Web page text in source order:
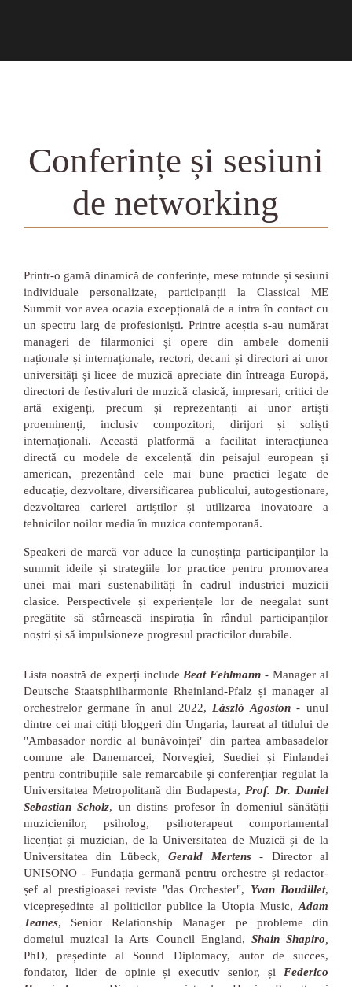
Conferințe și sesiuni
de networking
Printr-o gamă dinamică de conferințe, mese rotunde și sesiuni
individuale personalizate, participanții la Classical ME
Summit vor avea ocazia excepțională de a intra în contact cu
un spectru larg de profesioniști. Printre aceștia s-au numărat
manageri de filarmonici și opere din ambele domenii
naționale și internaționale, rectori, decani și directori ai unor
universități și licee de muzică apreciate din întreaga Europă,
directori de festivaluri de muzică clasică, impresari, critici de
artă exigenți, precum și reprezentanți ai unor artiști
proeminenți, inclusiv compozitori, dirijori și soliști
internaționali. Această platformă a facilitat interacțiunea
directă cu modele de excelență din peisajul european și
american, prezentând cele mai bune practici legate de
educație, dezvoltare, diversificarea publicului, autogestionare,
dezvoltarea carierei artiștilor și utilizarea inovatoare a
tehnicilor noilor media în muzica contemporană.
Speakeri de marcă vor aduce la cunoștința participanților la
summit ideile și strategiile lor practice pentru promovarea
unei mai mari sustenabilități în cadrul industriei muzicii
clasice. Perspectivele și experiențele lor de neegalat sunt
pregătite să stârnească inspirația în rândul participanților
noștri și să impulsioneze progresul practicilor durabile.
Lista noastră de experți include Beat Fehlmann - Manager al
Deutsche Staatsphilharmonie Rheinland-Pfalz și manager al
orchestrelor germane în anul 2022, László Agoston- unul
dintre cei mai citiți bloggeri din Ungaria, laureat al titlului de
"Ambasador nordic al bunăvoinței" din partea ambasadelor
comune ale Danemarcei, Norvegiei, Suediei și Finlandei
pentru contribuțiile sale remarcabile și conferențiar regulat la
Universitatea Metropolitană din Budapesta, Prof. Dr. Daniel
Sebastian Scholz, un distins profesor în domeniul sănătății
muzicienilor, psiholog, psihoterapeut comportamental
licențiat și muzician, de la Universitatea de Muzică și de la
Universitatea din Lübeck,Gerald Mertens- Director al
UNISONO - Fundația germană pentru orchestre și redactor-
șef al prestigioasei reviste "das Orchester", Yvan Boudillet,
vicepreședinte al politicilor publice la Utopia Music, Adam
Jeanes, Senior Relationship Manager pe probleme din
domeiul muzical la Arts Council England, Shain Shapiro
PhD, președinte al Sound Diplomacy, autor de succes,
fondator, lider de opinie și executiv senior, și Federico